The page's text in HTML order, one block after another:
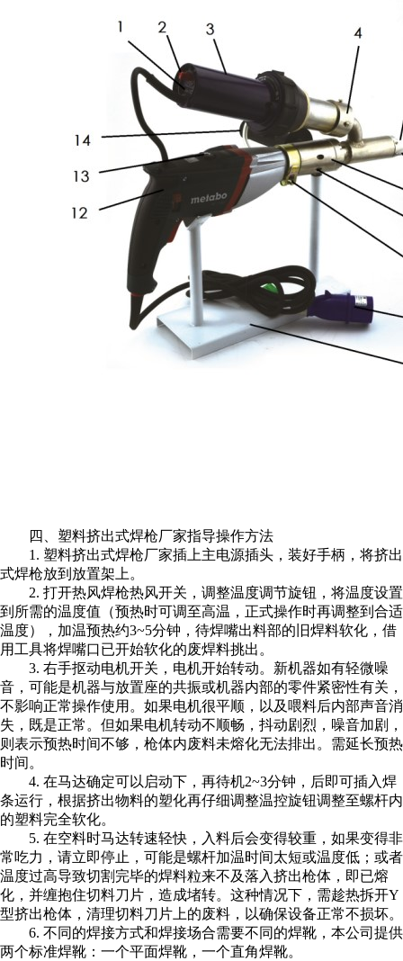
四、塑料挤出式焊枪厂家指导操作方法
1. 塑料挤出式焊枪厂家插上主电源插头，装好手柄，将挤出
式焊枪放到放置架上。
2. 打开热风焊枪热风开关，调整温度调节旋钮，将温度设置
到所需的温度值（预热时可调至高温，正式操作时再调整到合适
温度），加温预热约3~5分钟，待焊嘴出料部的旧焊料软化，借
用工具将焊嘴口已开始软化的废焊料挑出。
3. 右手抠动电机开关，电机开始转动。新机器如有轻微噪
音，可能是机器与放置座的共振或机器内部的零件紧密性有关，
不影响正常操作使用。如果电机很平顺，以及喂料后内部声音消
失，既是正常。但如果电机转动不顺畅，抖动剧烈，噪音加剧，
则表示预热时间不够，枪体内废料未熔化无法排出。需延长预热
时间。
4. 在马达确定可以启动下，再待机2~3分钟，后即可插入焊
条运行，根据挤出物料的塑化再仔细调整温控旋钮调整至螺杆内
的塑料完全软化。
5. 在空料时马达转速轻快，入料后会变得较重，如果变得非
常吃力，请立即停止，可能是螺杆加温时间太短或温度低；或者
温度过高导致切割完毕的焊料粒来不及落入挤出枪体，即已熔
化，并缠抱住切料刀片，造成堵转。这种情况下，需趁热拆开Y
型挤出枪体，清理切料刀片上的废料，以确保设备正常不损坏。
6. 不同的焊接方式和焊接场合需要不同的焊靴，本公司提供
两个标准焊靴：一个平面焊靴，一个直角焊靴。